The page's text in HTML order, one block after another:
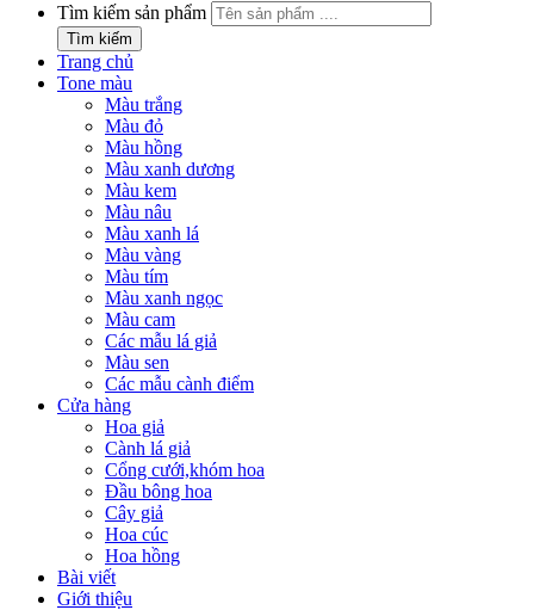
Tìm kiếm sản phẩm
Tìm kiếm
Trang chủ
Tone màu
Màu trắng
Màu đỏ
Màu hồng
Màu xanh dương
Màu kem
Màu nâu
Màu xanh lá
Màu vàng
Màu tím
Màu xanh ngọc
Màu cam
Các mẫu lá giả
Màu sen
Các mẫu cành điểm
Cửa hàng
Hoa giả
Cành lá giả
Cổng cưới,khóm hoa
Đầu bông hoa
Cây giả
Hoa cúc
Hoa hồng
Bài viết
Giới thiệu